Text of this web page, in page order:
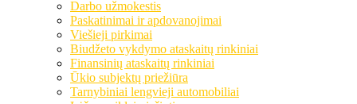
Darbo užmokestis
Paskatinimai ir apdovanojimai
Viešieji pirkimai
Biudžeto vykdymo ataskaitų rinkiniai
Finansinių ataskaitų rinkiniai
Ūkio subjektų priežiūra
Tarnybiniai lengvieji automobiliai